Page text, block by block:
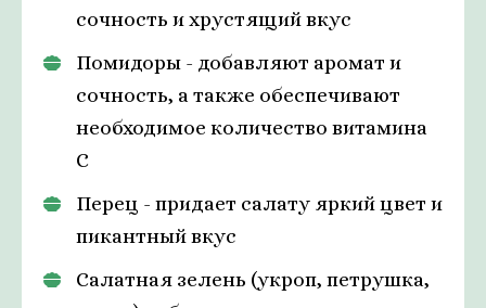
сочность и хрустящий вкус
Помидоры - добавляют аромат и
сочность, а также обеспечивают
необходимое количество витамина
С
Перец - придает салату яркий цвет и
пикантный вкус
Салатная зелень (укроп, петрушка,